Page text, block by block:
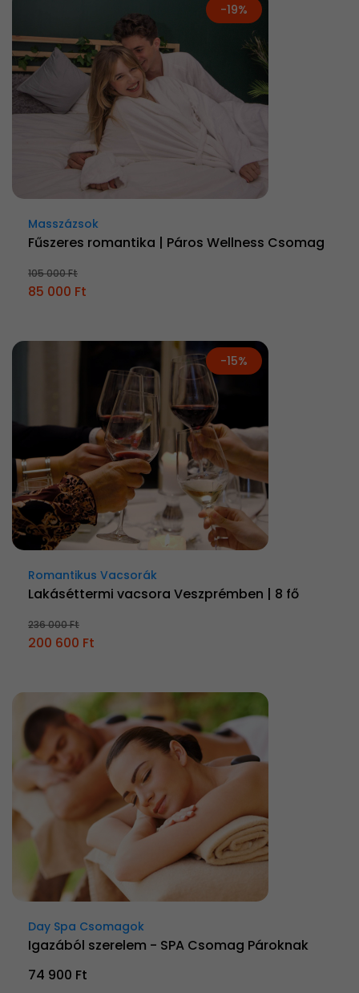
-19%
Masszázsok
Fűszeres romantika | Páros Wellness Csomag
105 000 Ft
85 000 Ft
-15%
Romantikus Vacsorák
Lakáséttermi vacsora Veszprémben | 8 fő
236 000 Ft
200 600 Ft
Day Spa Csomagok
Igazából szerelem - SPA Csomag Pároknak
74 900 Ft